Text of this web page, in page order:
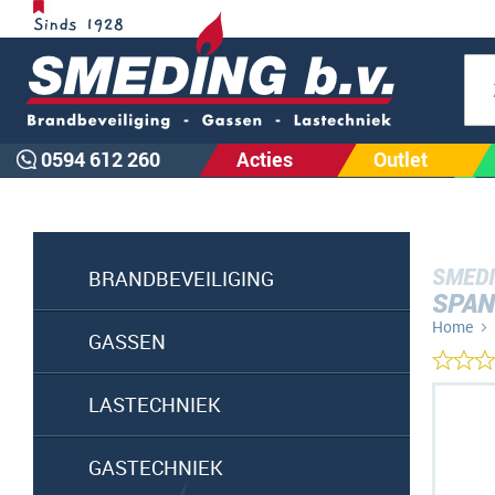
0594 612 260 Acties Outlet
BRANDBEVEILIGING
GASSEN
LASTECHNIEK
GASTECHNIEK
Home
Ga